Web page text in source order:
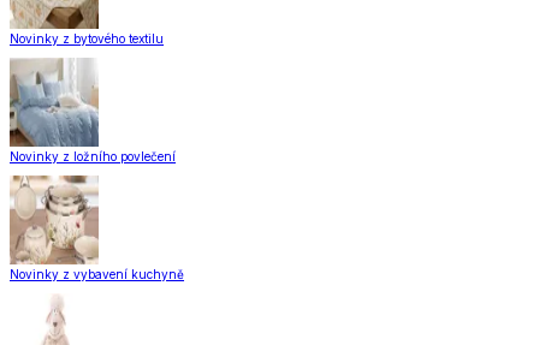
Novinky z bytového textilu
Novinky z ložního povlečení
Novinky z vybavení kuchyně